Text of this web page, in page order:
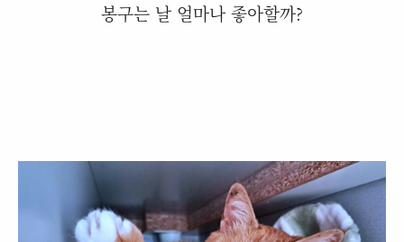
봉구는 날 얼마나 좋아할까?